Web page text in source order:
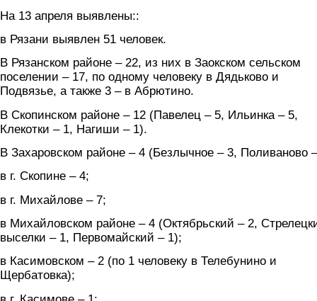
На 13 апреля выявлены::
в Рязани выявлен 51 человек.
В Рязанском районе – 22, из них в Заокском сельском
поселении – 17, по одному человеку в Дядьково и
Подвязье, а также 3 – в Абрютино.
В Скопинском районе – 12 (Павелец – 5, Ильинка – 5,
Клекотки – 1, Нагиши – 1).
В Захаровском районе – 4 (Безлычное – 3, Поливаново
в г. Скопине – 4;
в г. Михайлове – 7;
в Михайловском районе – 4 (Октябрьский – 2,
выселки – 1, Первомайский – 1);
в Касимовском – 2 (по 1 человеку в Телебунино и
Щербатовка);